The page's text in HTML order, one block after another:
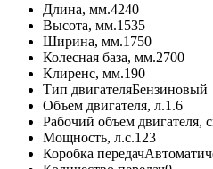
Длина, мм.4240
Высота, мм.1535
Ширина, мм.1750
Колесная база, мм.2700
Клиренс, мм.190
Тип двигателяБензиновый
Объем двигателя, л.1.6
Рабочий объем двигателя,
Мощность, л.с.123
Коробка передач